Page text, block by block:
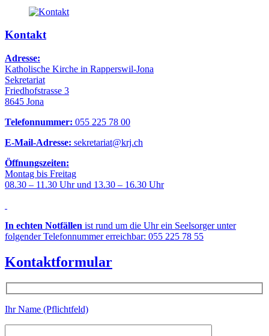
Kontakt
Adresse:
Katholische Kirche in Rapperswil-Jona
Sekretariat
Friedhofstrasse 3
8645 Jona
Telefonnummer: 055 225 78 00
E-Mail-Adresse: sekretariat@krj.ch
Öffnungszeiten:
Montag bis Freitag
08.30 – 11.30 Uhr und 13.30 – 16.30 Uhr
In echten Notfällen ist rund um die Uhr ein Seelsorger unter
folgender Telefonnummer erreichbar: 055 225 78 55
Kontaktformular
Ihr Name (Pflichtfeld)